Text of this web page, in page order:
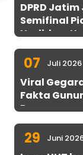
DPRD
Semifinal
Hadirkan
UMKM
07 Juli 2026
Viral
Fakta
Penasaran
29 Juni